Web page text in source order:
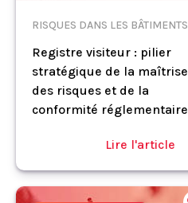
RISQUES DANS LES BÂTIMENTS
Registre visiteur : pilier
stratégique de la maîtrise
des risques et de la
conformité réglementaire
Lire l'article